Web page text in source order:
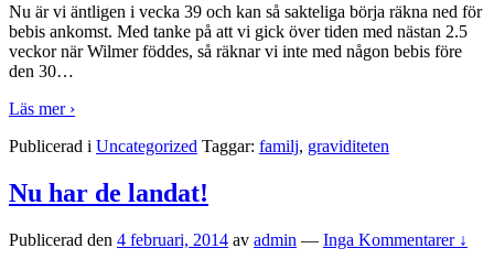
Nu är vi äntligen i vecka 39 och kan så sakteliga börja räkna ned för
bebis ankomst. Med tanke på att vi gick över tiden med nästan 2.5
veckor när Wilmer föddes, så räknar vi inte med någon bebis före
den 30…
Läs mer ›
Publicerad i Uncategorized Taggar: familj, graviditeten
Nu har de landat!
Publicerad den 4 februari, 2014 av admin — Inga Kommentarer ↓